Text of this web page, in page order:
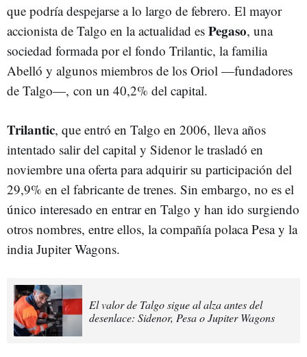
que podría despejarse a lo largo de febrero. El mayor
accionista de Talgo en la actualidad es Pegaso, una
sociedad formada por el fondo Trilantic, la familia
Abelló y algunos miembros de los Oriol —fundadores
de Talgo—, con un 40,2% del capital.
Trilantic, que entró en Talgo en 2006, lleva años
intentado salir del capital y Sidenor le trasladó en
noviembre una oferta para adquirir su participación del
29,9% en el fabricante de trenes. Sin embargo, no es el
único interesado en entrar en Talgo y han ido surgiendo
otros nombres, entre ellos, la compañía polaca Pesa y la
india Jupiter Wagons.
El valor de Talgo sigue al alza antes del
desenlace: Sidenor, Pesa o Jupiter Wagons